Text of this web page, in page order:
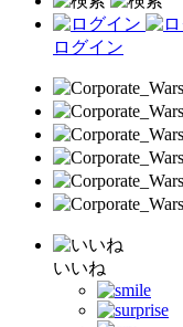
ログイン
いいね